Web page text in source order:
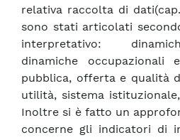
relativa raccolta di
sono stati articolati
interpretativo:
dinamiche
pubblica, offerta e qualità
utilità, sistema
Inoltre si è fatto un
concerne gli indicatori di